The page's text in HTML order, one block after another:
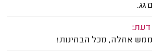
גג.
דעת:
אחלה, מכל הבחינות!